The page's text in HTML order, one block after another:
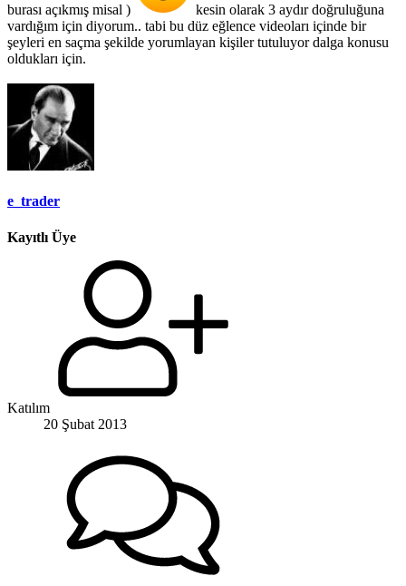
burası açıkmış misal )
kesin olarak 3 aydır doğruluğuna
vardığım için diyorum.. tabi bu düz eğlence videoları içinde bir
şeyleri en saçma şekilde yorumlayan kişiler tutuluyor dalga konusu
oldukları için.
e_trader
Kayıtlı Üye
Katılım
20 Şubat 2013